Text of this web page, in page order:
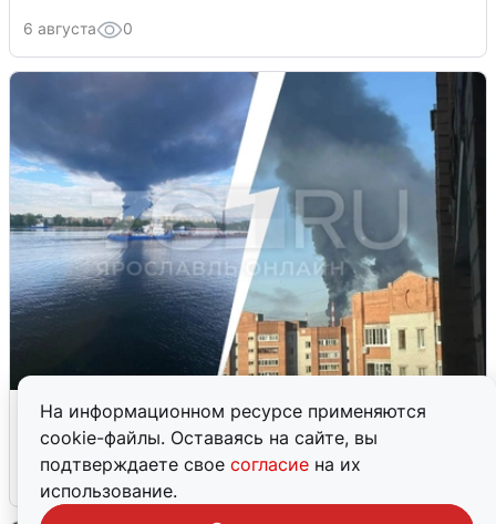
На информационном ресурсе применяются
cookie-файлы. Оставаясь на сайте, вы
подтверждаете свое согласие на их
использование.
6 августа 0
Ночная атака БПЛА на Ярославль:
попадания и последствия
6 августа 0